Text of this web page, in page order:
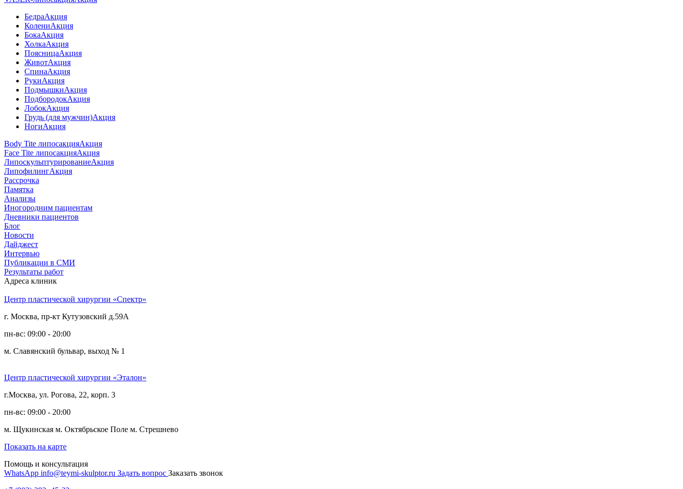
БедраАкция
КолениАкция
БокаАкция
ХолкаАкция
ПоясницаАкция
ЖивотАкция
СпинаАкция
РукиАкция
ПодмышкиАкция
ПодбородокАкция
ЛобокАкция
Грудь (для мужчин)Акция
НогиАкция
Body Tite липосакцияАкция
Face Tite липосакцияАкция
ЛипоскульптурированиеАкция
ЛипофилингАкция
Рассрочка
Памятка
Анализы
Иногородним пациентам
Дневники пациентов
Блог
Новости
Дайджест
Интервью
Публикации в СМИ
Результаты работ
Адреса клиник
Центр пластической хирургии «Спектр»
г. Москва, пр-кт Кутузовский д.59А
пн-вс: 09:00 - 20:00
м. Славянский бульвар, выход № 1
Центр пластической хирургии «Эталон»
г.Москва, ул. Рогова, 22, корп. 3
пн-вс: 09:00 - 20:00
м. Щукинская м. Октябрьское Поле м. Стрешнево
Показать на карте
Помощь и консультация
WhatsApp info@teymi-skulptor.ru Задать вопрос Заказать звонок